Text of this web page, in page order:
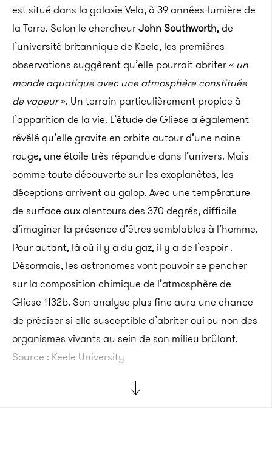
est situé dans la galaxie Vela, à 39 années-lumière de
la Terre. Selon le chercheurJohn Southworth, de
l’université britannique de Keele, les premières
observations suggèrent qu’elle pourrait abriter « un
monde aquatique avec une atmosphère constituée
de vapeur». Un terrain particulièrement propice à
l’apparition de la vie. L’étude de Gliese a également
révélé qu’elle gravite en orbite autour d’une naine
rouge, une étoile très répandue dans l’univers. Mais
comme toute découverte sur les exoplanètes, les
déceptions arrivent au galop. Avec une température
de surface aux alentours des 370 degrés, difficile
d’imaginer la présence d’êtres semblables à l’homme.
Pour autant, là où il y a du gaz, il y a de l’espoir .
Désormais, les astronomes vont pouvoir se pencher
sur la composition chimique de l’atmosphère de
Gliese 1132b. Son analyse plus fine aura une chance
de préciser si elle susceptible d’abriter oui ou non des
organismes vivants au sein de son milieu brûlant.
Source : Keele University